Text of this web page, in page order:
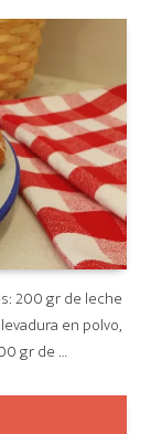
200 gr de leche
en polvo,
gr de …